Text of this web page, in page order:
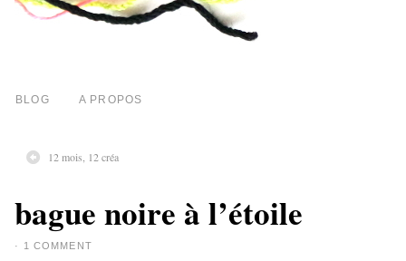
BLOG A PROPOS
12 mois, 12 créa
bague noire à l’étoile
· 1 COMMENT